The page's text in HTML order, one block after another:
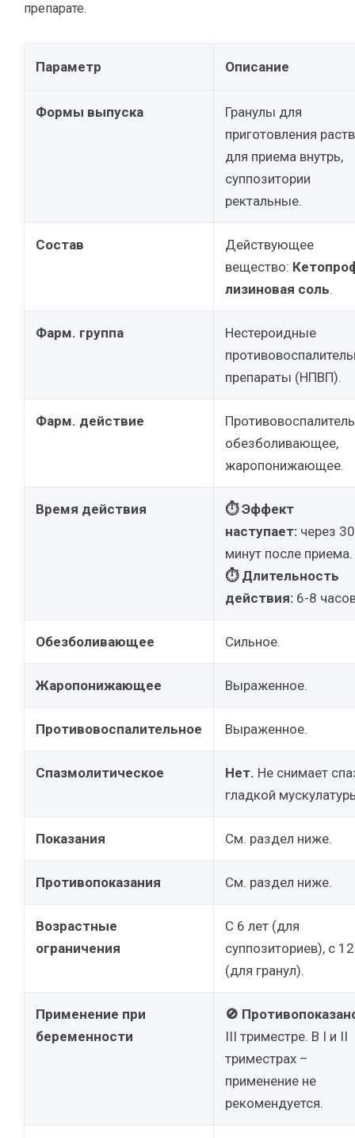
препарате.
Параметр Описание
Формы выпуска
Гранулы для
приготовления
для приема внутрь,
суппозитории
ректальные.
Состав
Действующее
вещество:
лизиновая соль.
Фарм. группа
Нестероидные
препараты (НПВП).
Фарм. действие
обезболивающее,
жаропонижающее.
Время действия
⏱ Эффект
наступает: через
минут после приема.
⏱ Длительность
действия: 6-8
Обезболивающее Сильное.
Жаропонижающее Выраженное.
Противовоспалительное Выраженное.
Спазмолитическое Нет. Не снимает
гладкой
Показания См. раздел ниже.
Противопоказания См. раздел ниже.
Возрастные
ограничения
С 6 лет (для
суппозиториев), с
(для гранул).
Применение при
беременности
🚫
III триместре. В I и II
триместрах –
применение не
рекомендуется.